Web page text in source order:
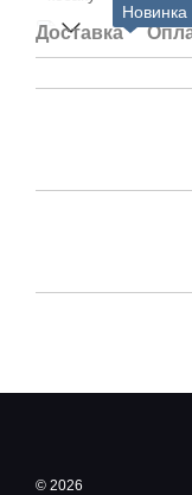
Новинка
Доставка
© 2026